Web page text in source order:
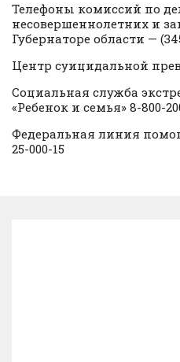
Телефоны комиссий по
несовершеннолетних и
Губернаторе области —
Центр суицидальной
Социальная служба
«Ребенок и семья» 8-800-
Федеральная линия
25-000-15